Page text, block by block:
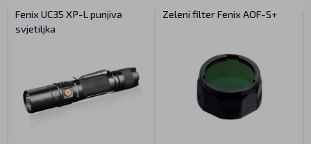
Fenix UC35 XP-L punjiva
svjetiljka
Zeleni filter Fenix AOF-S+